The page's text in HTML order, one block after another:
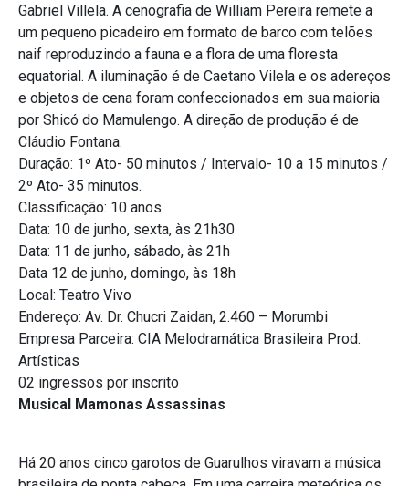
Gabriel Villela. A cenografia de William Pereira remete a
um pequeno picadeiro em formato de barco com telões
naif reproduzindo a fauna e a flora de uma floresta
equatorial. A iluminação é de Caetano Vilela e os adereços
e objetos de cena foram confeccionados em sua maioria
por Shicó do Mamulengo. A direção de produção é de
Cláudio Fontana.
Duração: 1º Ato- 50 minutos / Intervalo- 10 a 15 minutos /
2º Ato- 35 minutos.
Classificação: 10 anos.
Data: 10 de junho, sexta, às 21h30
Data: 11 de junho, sábado, às 21h
Data 12 de junho, domingo, às 18h
Local: Teatro Vivo
Endereço: Av. Dr. Chucri Zaidan, 2.460 – Morumbi
Empresa Parceira: CIA Melodramática Brasileira Prod.
Artísticas
02 ingressos por inscrito
Musical Mamonas Assassinas
Há 20 anos cinco garotos de Guarulhos viravam a música